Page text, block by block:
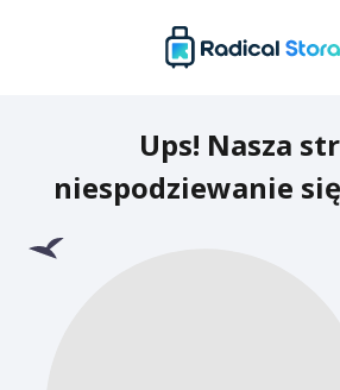
Ups! Nasza
niespodziewanie